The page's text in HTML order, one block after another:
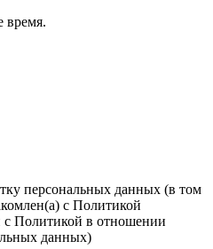
время.
персональных данных (в том
с Политикой
с Политикой в отношении
данных)